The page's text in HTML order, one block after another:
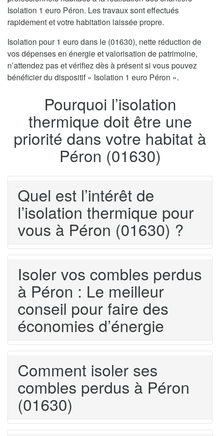
Isolation 1 euro Péron. Les travaux sont effectués
rapidement et votre habitation laissée propre.
Isolation pour 1 euro dans le (01630), nette réduction de
vos dépenses en énergie et valorisation de patrimoine,
n’attendez pas et vérifiez dès à présent si vous pouvez
bénéficier du dispositif « Isolation 1 euro Péron ».
Pourquoi l’isolation
thermique doit être une
priorité dans votre habitat à
Péron (01630)
Quel est l’intérêt de
l’isolation thermique pour
vous à Péron (01630) ?
Isoler vos combles perdus
à Péron : Le meilleur
conseil pour faire des
économies d’énergie
Comment isoler ses
combles perdus à Péron
(01630)